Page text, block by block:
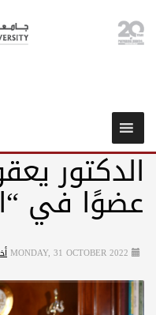
الدكتور
عضوًا في
MONDAY, 31 OCTOBER 2022